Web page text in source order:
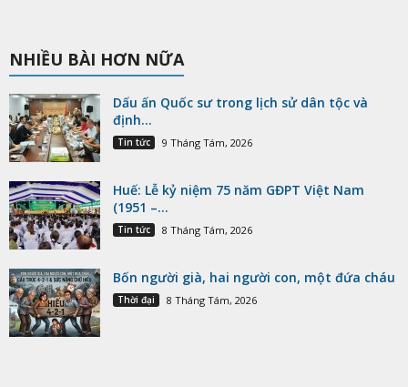
NHIỀU BÀI HƠN NỮA
Dấu ấn Quốc sư trong lịch sử dân tộc và
định...
Tin tức 9 Tháng Tám, 2026
Huế: Lễ kỷ niệm 75 năm GĐPT Việt Nam
(1951 –...
Tin tức 8 Tháng Tám, 2026
Bốn người già, hai người con, một đứa cháu
Thời đại 8 Tháng Tám, 2026